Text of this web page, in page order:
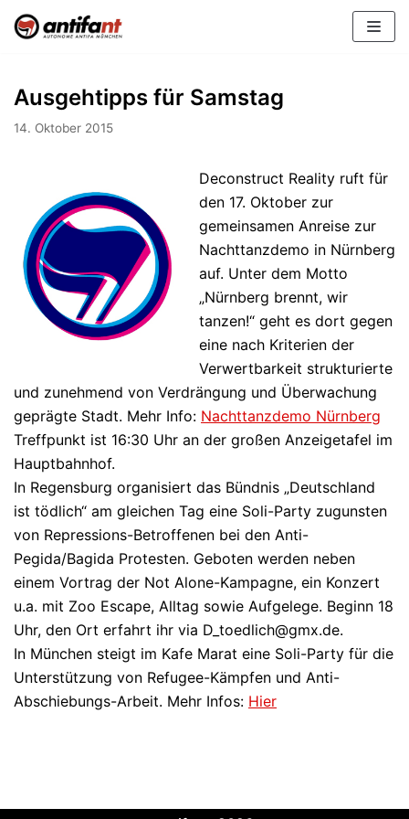
Zum
Inhalt
Ausgehtipps für Samstag
14. Oktober 2015
Deconstruct Reality ruft für
den 17. Oktober zur
gemeinsamen Anreise zur
Nachttanzdemo in Nürnberg
auf. Unter dem Motto
„Nürnberg brennt, wir
tanzen!“ geht es dort gegen
eine nach Kriterien der
Verwertbarkeit strukturierte
und zunehmend von Verdrängung und Überwachung
geprägte Stadt. Mehr Info: Nachttanzdemo Nürnberg
Treffpunkt ist 16:30 Uhr an der großen Anzeigetafel im
Hauptbahnhof.
In Regensburg organisiert das Bündnis „Deutschland
ist tödlich“ am gleichen Tag eine Soli-Party zugunsten
von Repressions-Betroffenen bei den Anti-
Pegida/Bagida Protesten. Geboten werden neben
einem Vortrag der Not Alone-Kampagne, ein Konzert
u.a. mit Zoo Escape, Alltag sowie Aufgelege. Beginn 18
Uhr, den Ort erfahrt ihr via D_toedlich@gmx.de.
In München steigt im Kafe Marat eine Soli-Party für die
Unterstützung von Refugee-Kämpfen und Anti-
Abschiebungs-Arbeit. Mehr Infos: Hier